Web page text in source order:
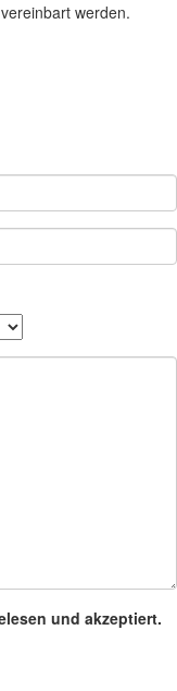
werden.
und akzeptiert.